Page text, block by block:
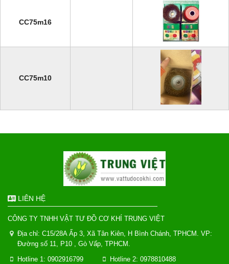
CC75m16
CC75m10
LIÊN HỆ
CÔNG TY TNHH VẬT TƯ ĐỒ CƠ KHÍ TRUNG VIỆT
Địa chỉ: C15/28A Ấp 3, Xã Tân Kiên, H Bình Chánh, TPHCM. VP:
Đường số 11, P10 , Gò Vấp, TPHCM.
Hotline 1: 0902916799
Hotline 2: 0978810488